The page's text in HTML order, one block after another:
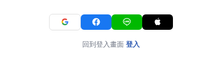
回到登入畫面 登入